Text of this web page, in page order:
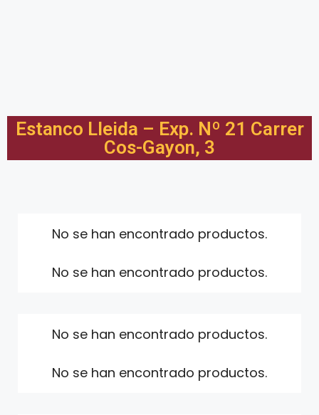
Estanco Lleida – Exp. Nº 21 Carrer
Cos-Gayon, 3
No se han encontrado productos.
No se han encontrado productos.
No se han encontrado productos.
No se han encontrado productos.